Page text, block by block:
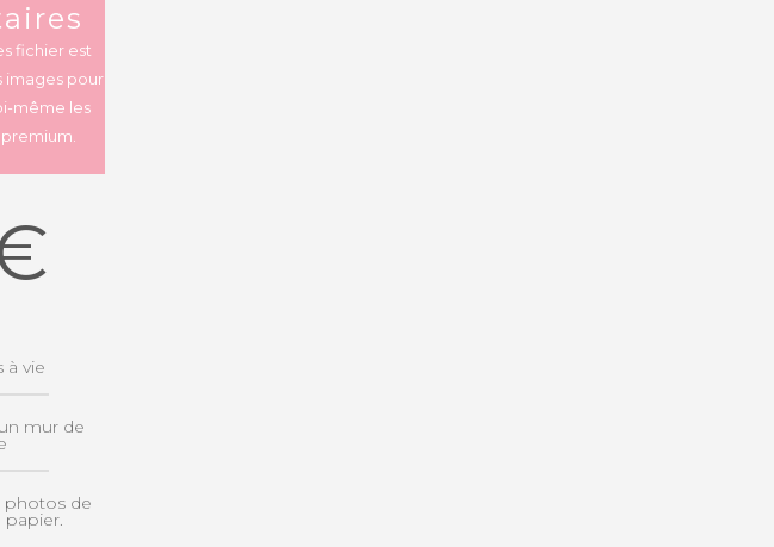
fichier est
images pour
même les
à vie
mur de
photos de
papier.